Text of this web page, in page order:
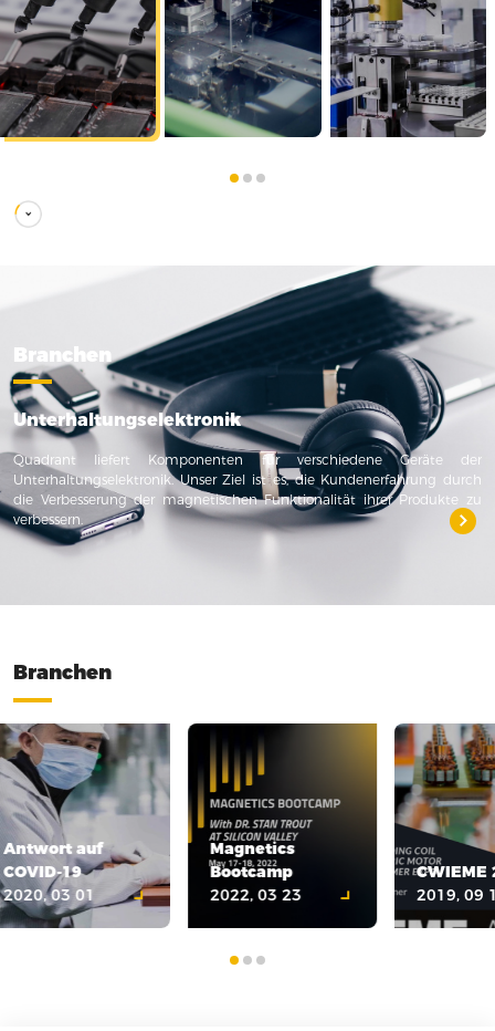
Unterhaltungselektronik
Quadrant liefert Komponenten für verschiedene Geräte der
Unterhaltungselektronik. Unser Ziel ist es, die Kundenerfahrung durch
die Verbesserung der magnetischen Funktionalität ihrer Produkte zu
verbessern.
Branchen
Branchen
Antwort auf
COVID-19
2020, 03 01
Magnetics
Bootcamp
2022, 03 23
CWIEME
2019, 09